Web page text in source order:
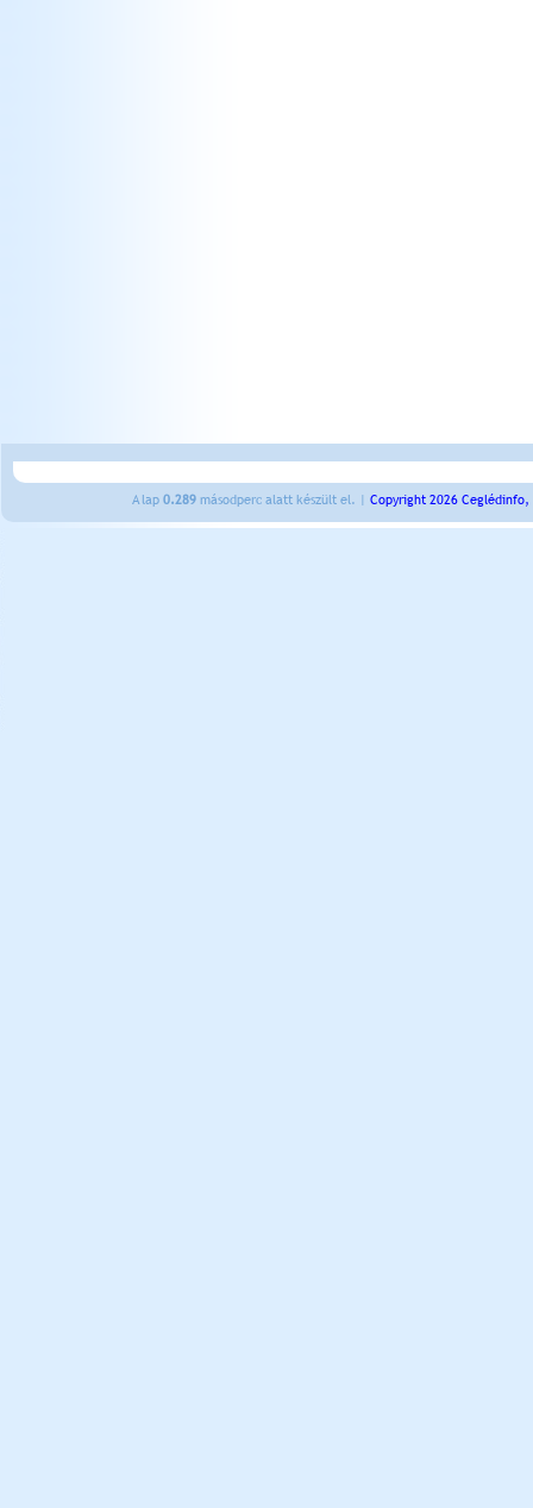
A lap 0.289 másodperc alatt készült el. | Copyright 2026